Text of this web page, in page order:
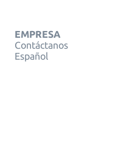
EMPRESA
Contáctanos
Español